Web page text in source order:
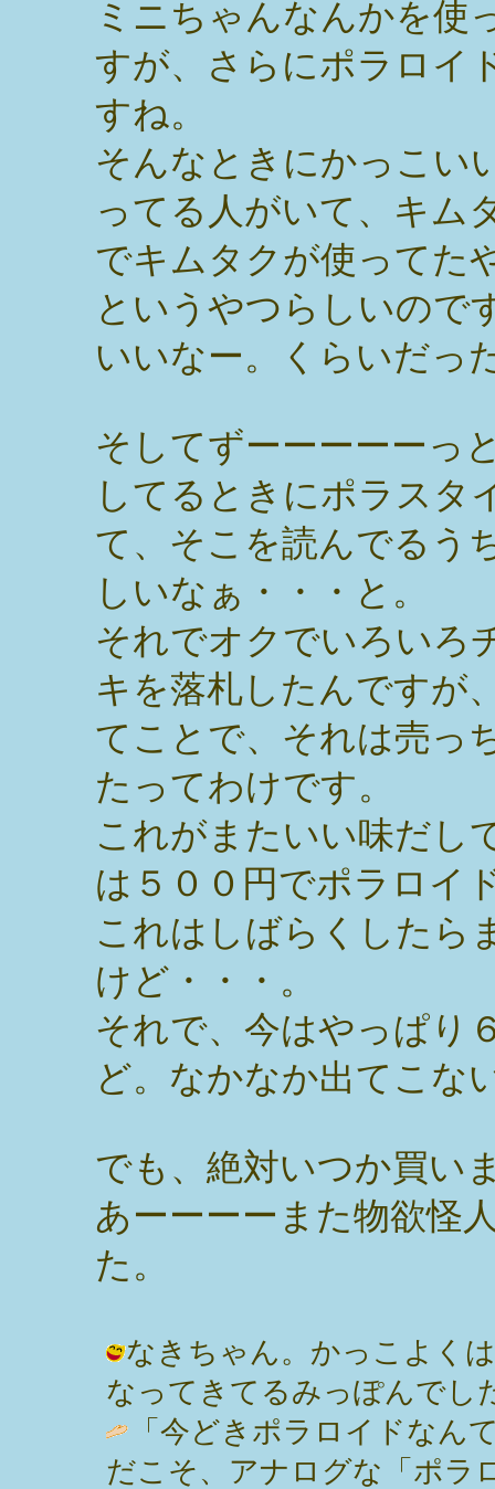
ミニちゃんなんかを使
すが、さらにポラロイ
すね。
そんなときにかっこい
ってる人がいて、キム
でキムタクが使ってた
というやつらしいので
いいなー。くらいだっ
そしてずーーーーーっ
してるときにポラスタ
て、そこを読んでるう
しいなぁ・・・と。
それでオクでいろいろ
キを落札したんですが
てことで、それは売っ
たってわけです。
これがまたいい味だし
は５００円でポラロイ
これはしばらくしたら
けど・・・。
それで、今はやっぱり
ど。なかなか出てこな
でも、絶対いつか買い
あーーーーまた物欲怪
た。
なきちゃん。かっこよく
なってきてるみっぽんでし
「今どきポラロイドなん
だこそ、アナログな「ポラ